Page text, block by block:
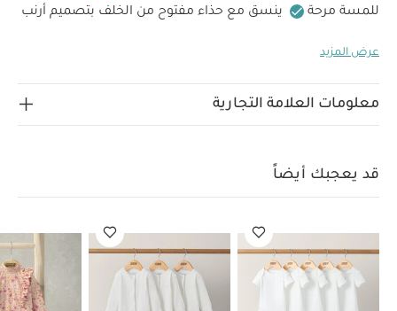
للمسة مرحة
ينسق مع حذاء مفتوح من الخلف بتصميم أرنب
بوليستر ارشادات العناية:
كي على درجة حرارة منخفضة
يعجبك أيضاً:
طقم ألبسة قطعة واحدة بأكمام قصيرة قماش عضوي
بلون أبيض - 5 قطع
أفرول بنقشة ليمون قماش فائق الإمتصاص
عرض المزيد
معلومات العلامة التجارية
قد يعجبك أيضاً